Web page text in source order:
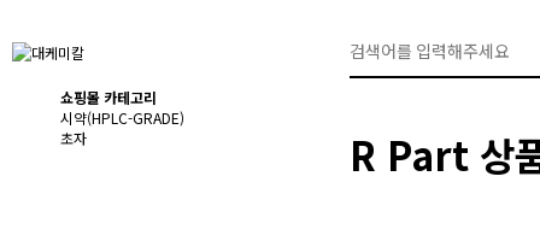
쇼핑몰 카테고리
시약(HPLC-GRADE)
초자
R Part 상